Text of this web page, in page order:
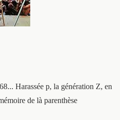
Harassée p, la génération Z, en
de là parenthèse